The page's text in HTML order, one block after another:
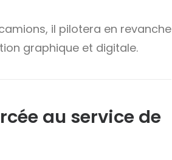
il pilotera en revanche
graphique et digitale.
au service de